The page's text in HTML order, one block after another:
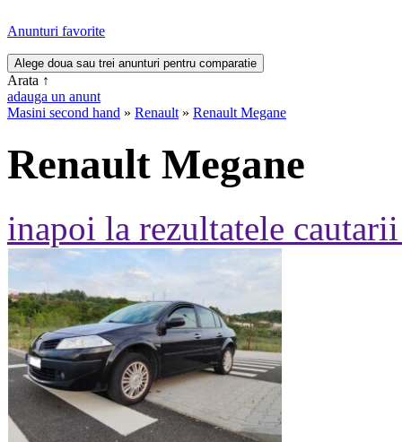
Anunturi favorite
Arata ↑
adauga un anunt
Masini second hand » Renault » Renault Megane
Renault Megane
inapoi la rezultatele